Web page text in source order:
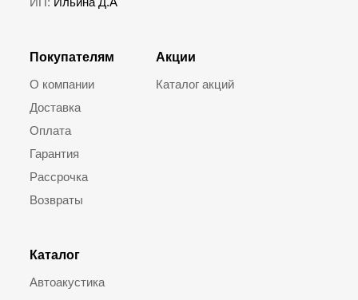
Покупателям
О компании
Доставка
Оплата
Гарантия
Рассрочка
Возвраты
Каталог
Автоакустика
Акции
Каталог акций